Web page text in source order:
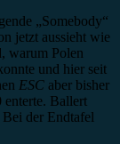
„Somebody“
jetzt aussieht wie
warum Polen
und hier seit
ESC aber bisher
enterte. Ballert
der Endtafel